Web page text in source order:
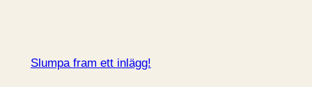
Slumpa fram ett inlägg!